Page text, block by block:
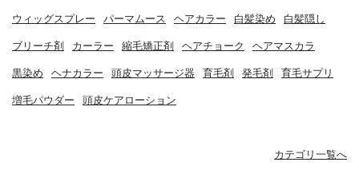
ウィッグスプレー パーマムース ヘアカラー 白髪染め 白髪隠し
ブリーチ剤 カーラー 縮毛矯正剤 ヘアチョーク ヘアマスカラ
黒染め ヘナカラー 頭皮マッサージ器 育毛剤 発毛剤 育毛サプリ
増毛パウダー 頭皮ケアローション
カテゴリ一覧へ